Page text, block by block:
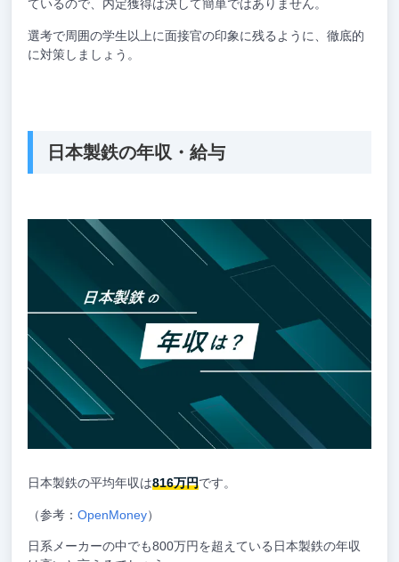
ているので、内定獲得は決して簡単ではありません。
選考で周囲の学生以上に面接官の印象に残るように、徹底的
に対策しましょう。
日本製鉄の年収・給与
日本製鉄の平均年収は816万円です。
（参考： OpenMoney）
日系メーカーの中でも800万円を超えている日本製鉄の年収